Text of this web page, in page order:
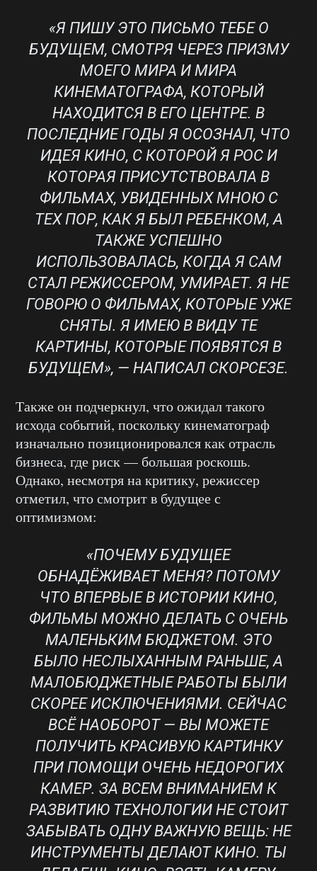
«Я ПИШУ ЭТО ПИСЬМО ТЕБЕ О
БУДУЩЕМ, СМОТРЯ ЧЕРЕЗ ПРИЗМУ
МОЕГО МИРА И МИРА
КИНЕМАТОГРАФА, КОТОРЫЙ
НАХОДИТСЯ В ЕГО ЦЕНТРЕ. В
ПОСЛЕДНИЕ ГОДЫ Я ОСОЗНАЛ, ЧТО
ИДЕЯ КИНО, С КОТОРОЙ Я РОС И
КОТОРАЯ ПРИСУТСТВОВАЛА В
ФИЛЬМАХ, УВИДЕННЫХ МНОЮ С
ТЕХ ПОР, КАК Я БЫЛ РЕБЕНКОМ, А
ТАКЖЕ УСПЕШНО
ИСПОЛЬЗОВАЛАСЬ, КОГДА Я САМ
СТАЛ РЕЖИССЕРОМ, УМИРАЕТ. Я НЕ
ГОВОРЮ О ФИЛЬМАХ, КОТОРЫЕ УЖЕ
СНЯТЫ. Я ИМЕЮ В ВИДУ ТЕ
КАРТИНЫ, КОТОРЫЕ ПОЯВЯТСЯ В
БУДУЩЕМ», — НАПИСАЛ СКОРСЕЗЕ.
Также он подчеркнул, что ожидал такого
исхода событий, поскольку кинематограф
изначально позиционировался как отрасль
бизнеса, где риск — большая роскошь.
Однако, несмотря на критику, режиссер
отметил, что смотрит в будущее с
оптимизмом:
«ПОЧЕМУ БУДУЩЕЕ
ОБНАДЁЖИВАЕТ МЕНЯ? ПОТОМУ
ЧТО ВПЕРВЫЕ В ИСТОРИИ КИНО,
ФИЛЬМЫ МОЖНО ДЕЛАТЬ С ОЧЕНЬ
МАЛЕНЬКИМ БЮДЖЕТОМ. ЭТО
БЫЛО НЕСЛЫХАННЫМ РАНЬШЕ, А
МАЛОБЮДЖЕТНЫЕ РАБОТЫ БЫЛИ
СКОРЕЕ ИСКЛЮЧЕНИЯМИ. СЕЙЧАС
ВСЁ НАОБОРОТ — ВЫ МОЖЕТЕ
ПОЛУЧИТЬ КРАСИВУЮ КАРТИНКУ
ПРИ ПОМОЩИ ОЧЕНЬ НЕДОРОГИХ
КАМЕР. ЗА ВСЕМ ВНИМАНИЕМ К
РАЗВИТИЮ ТЕХНОЛОГИИ НЕ СТОИТ
ЗАБЫВАТЬ ОДНУ ВАЖНУЮ ВЕЩЬ: НЕ
ИНСТРУМЕНТЫ ДЕЛАЮТ КИНО. ТЫ